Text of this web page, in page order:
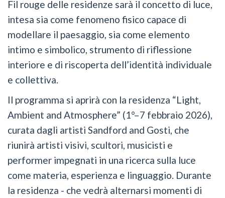
Fil rouge delle residenze sarà il concetto di luce,
intesa sia come fenomeno fisico capace di
modellare il paesaggio, sia come elemento
intimo e simbolico, strumento di riflessione
interiore e di riscoperta dell’identità individuale
e collettiva.
Il programma si aprirà con la residenza “Light,
Ambient and Atmosphere” (1°–7 febbraio 2026),
curata dagli artisti Sandford and Gosti, che
riunirà artisti visivi, scultori, musicisti e
performer impegnati in una ricerca sulla luce
come materia, esperienza e linguaggio. Durante
la residenza - che vedrà alternarsi momenti di